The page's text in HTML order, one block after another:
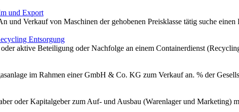
und Export
und Verkauf von Maschinen der gehobenen Preisklasse tätig suche einen
Entsorgung
aktive Beteiligung oder Nachfolge an einem Containerdienst
im Rahmen einer GmbH & Co. KG zum Verkauf an. % der
oder Kapitalgeber zum Auf- und Ausbau (Warenlager und Marketing)